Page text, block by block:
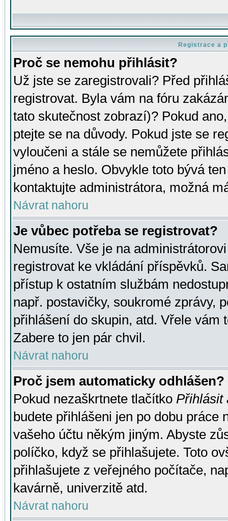
Registrace a
Proč se nemohu přihlásit?
Už jste se zaregistrovali? Před
registrovat. Byla vám na fóru
tato skutečnost zobrazí)? Pokud
ptejte se na důvody. Pokud jste se
vyloučeni a stále se nemůžete
jméno a heslo. Obvykle toto bývá
kontaktujte administrátora, možná
Návrat nahoru
Je vůbec potřeba se registrovat?
Nemusíte. Vše je na
registrovat ke vkládání příspěvků.
přístup k ostatním službám
např. postavičky, soukromé zprávy,
přihlášení do skupin, atd. Vřele vám
Zabere to jen pár chvil.
Návrat nahoru
Proč jsem automaticky odhlášen?
Pokud nezaškrtnete tlačítko Přihlásit
budete přihlášeni jen po dobu práce
vašeho účtu někým jiným. Abyste
políčko, když se přihlašujete. Toto
přihlašujete z veřejného počítače,
kavárně, univerzitě atd.
Návrat nahoru